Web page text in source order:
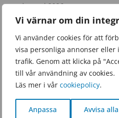
Vi värnar om din
Vi använder cookies för att
visa personliga annonser eller
trafik. Genom att klicka på
till vår användning av cookies.
Läs mer i vår cookiepolicy.
Anpassa Avvisa alla
januari 2026
november 2025
september 2025
juni 2025
februari 2025
december 2024
april 2024